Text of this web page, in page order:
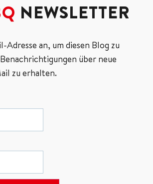
NEWSLETTER
Adresse an, um diesen Blog zu
über neue
zu erhalten.